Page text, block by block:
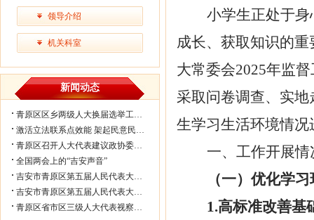
领导介绍
机关科室
新闻动态
青原区区乡两级人大换届选举工作会议...
激活立法联系点效能 架起民意民生连...
青原区召开人大代表建议政协委员提案...
全国两会上的“吉安声音”
吉安市青原区第五届人民代表大会第七...
吉安市青原区第五届人民代表大会第七...
青原区省市区三级人大代表视察民生实...
小学生正处于
成长、获取知识的
大常委会2025年监
采取问卷调查、实
生学习生活环境情况
一、工作开展情
（一）优化学习
1.高标准改善基